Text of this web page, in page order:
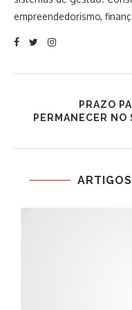
empreendedorismo,
PRAZO
PERMANECER